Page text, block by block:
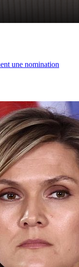
une nomination